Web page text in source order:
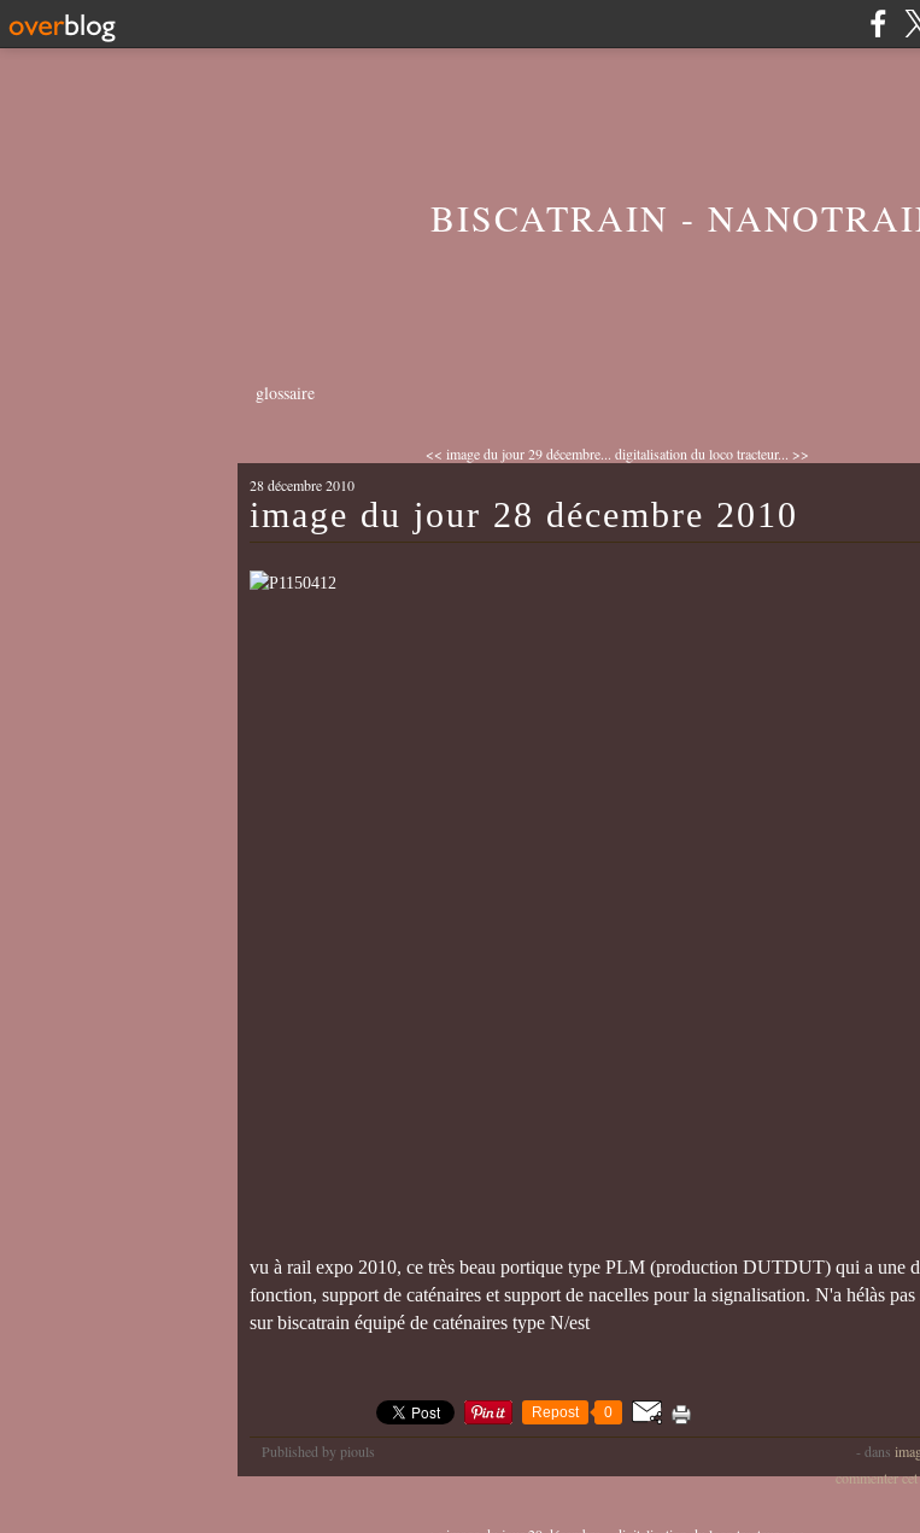
BISCATRAIN -
glossaire
<< image du jour 29 décembre... digitalisation du loco tracteur... >>
28 décembre 2010
image du jour 28 décembre 2010
vu à rail expo 2010, ce très beau portique type PLM (production DUTDUT) qui a une
fonction, support de caténaires et support de nacelles pour la signalisation. N'a hélàs pas
sur biscatrain équipé de caténaires type N/est
Repost 0
Published by piouls - dans
commenter